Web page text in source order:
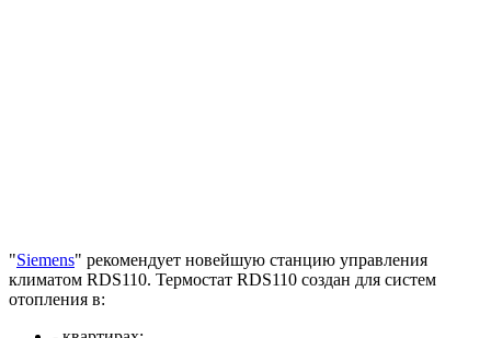
"Siemens" рекомендует новейшую станцию управления
климатом RDS110. Термостат RDS110 создан для систем
отопления в: